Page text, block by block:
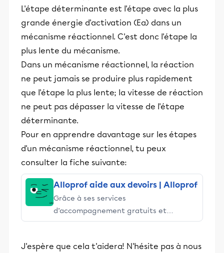
L'étape déterminante est l'étape avec la plus
grande énergie d'activation (Ea) dans un
mécanisme réactionnel. C'est donc l'étape la
plus lente du mécanisme.
Dans un mécanisme réactionnel, la réaction
ne peut jamais se produire plus rapidement
que l'étape la plus lente; la vitesse de réaction
ne peut pas dépasser la vitesse de l'étape
déterminante.
Pour en apprendre davantage sur les étapes
d'un mécanisme réactionnel, tu peux
consulter la fiche suivante:
Alloprof aide aux devoirs | Alloprof
Grâce à ses services
d’accompagnement gratuits et
stimulants, Alloprof engage les élèves
éducative.
J'espère que cela t'aidera! N'hésite pas à nous